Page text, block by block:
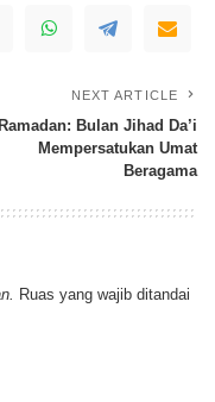
NEXT ARTICLE
Ramadan: Bulan Jihad Da’i
Mempersatukan Umat
Beragama
Ruas yang wajib ditandai